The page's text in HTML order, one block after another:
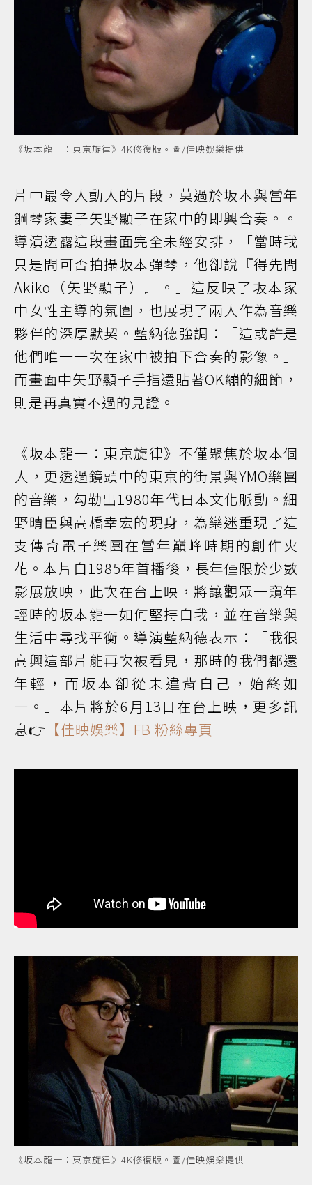
《坂本龍一：東京旋律》4K修復版。圖/佳映娛樂提供
片中最令人動人的片段，莫過於坂本與當年
鋼琴家妻子矢野顯子在家中的即興合奏。。
導演透露這段畫面完全未經安排，「當時我
只是問可否拍攝坂本彈琴，他卻說『得先問
Akiko（矢野顯子）』。」這反映了坂本家
中女性主導的氛圍，也展現了兩人作為音樂
夥伴的深厚默契。藍納德強調：「這或許是
他們唯一一次在家中被拍下合奏的影像。」
而畫面中矢野顯子手指還貼著OK繃的細節，
則是再真實不過的見證。
《坂本龍一：東京旋律》不僅聚焦於坂本個
人，更透過鏡頭中的東京的街景與YMO樂團
的音樂，勾勒出1980年代日本文化脈動。細
野晴臣與高橋幸宏的現身，為樂迷重現了這
支傳奇電子樂團在當年巔峰時期的創作火
花。本片自1985年首播後，長年僅限於少數
影展放映，此次在台上映，將讓觀眾一窺年
輕時的坂本龍一如何堅持自我，並在音樂與
生活中尋找平衡。導演藍納德表示：「我很
高興這部片能再次被看見，那時的我們都還
年輕，而坂本卻從未違背自己，始終如
一。」本片將於6月13日在台上映，更多訊
息👉 【佳映娛樂】FB 粉絲專頁
《坂本龍一：東京旋律》4K修復版。圖/佳映娛樂提供